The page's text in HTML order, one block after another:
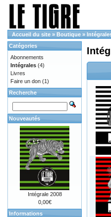
Accueil du site » Boutique »
Catégories
Abonnements
Intégrales (4)
Livres
Faire un don (1)
Recherche
Nouveautés
Intégrale 2008
0,00€
Informations